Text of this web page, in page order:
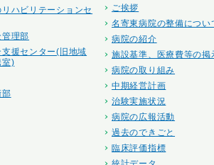
リハビリテーションセ
管理部
支援センター(旧地域
室)
部
ご挨拶
名寄東病院の整備につい
病院の紹介
施設基準、医療費等の掲
病院の取り組み
中期経営計画
治験実施状況
病院の広報活動
過去のできごと
臨床評価指標